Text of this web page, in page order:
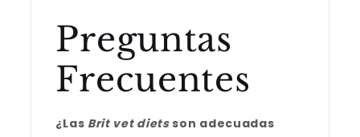
Preguntas
Frecuentes
¿Las Brit vet dietsson adecuadas